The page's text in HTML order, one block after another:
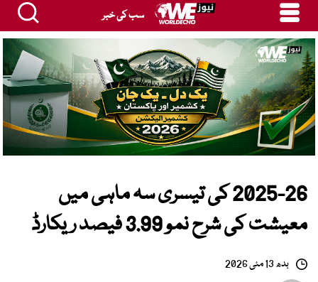
سب کی خبر
2025-26 کی تیسری سہ ماہی میں
معیشت کی شرح نمو 3.99 فیصد ریکارڈ
بدھ 13 مئی 2026